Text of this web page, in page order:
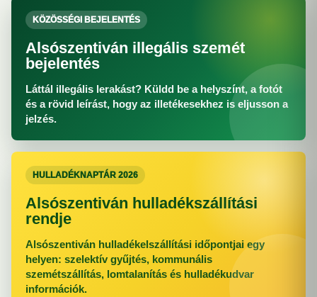
KÖZÖSSÉGI BEJELENTÉS
Alsószentiván illegális szemét
bejelentés
Láttál illegális lerakást? Küldd be a helyszínt, a fotót
és a rövid leírást, hogy az illetékesekhez is eljusson a
jelzés.
HULLADÉKNAPTÁR 2026
Alsószentiván hulladékszállítási
rendje
Alsószentiván hulladékelszállítási időpontjai egy
helyen: szelektív gyűjtés, kommunális
szemétszállítás, lomtalanítás és hulladékudvar
információk.